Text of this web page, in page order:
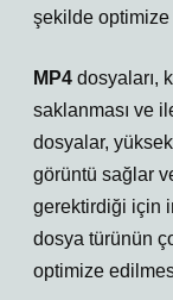
şekilde optimize
MP4 dosyaları,
saklanması ve
dosyalar,
görüntü sağlar
gerektirdiği için
dosya türünün
optimize